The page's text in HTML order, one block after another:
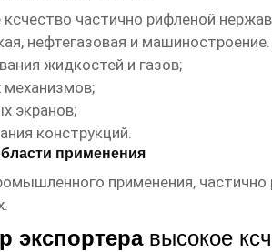
частично рифленой
нефтегазовая и
жидкостей и газов;
экранов;
конструкций.
применения
применения,
экспортера высокое